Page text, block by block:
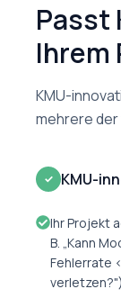
Passt
Ihrem
KMU-
mehrere
✓ KMU-
Ihr Projekt
B. „Kann
Fehlerrate